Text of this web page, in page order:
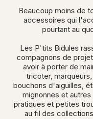
Beaucoup moins de
accessoires qui
pourtant au
Les P'tits Bidules
compagnons de
avoir à porter de
tricoter,
bouchons d'aiguilles,
mignonnes et
pratiques et petites
au fil des